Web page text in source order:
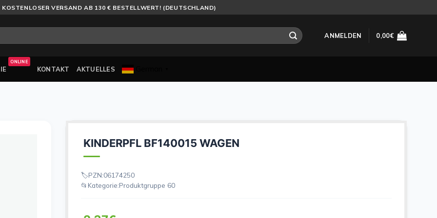
KOSTENLOSER VERSAND AB 130 € BESTELLWERT! (DEUTSCHLAND)
ANMELDEN 0,00€
ONLINE
KONTAKT AKTUELLES
KINDERPFL BF140015 WAGEN
PZN:06174250
Kategorie:Produktgruppe 60